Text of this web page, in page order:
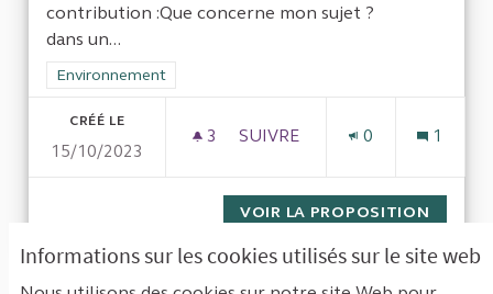
Informations sur les cookies utilisés sur le site web
contribution :Que concerne mon sujet ?
dans un...
Filtrer les résultats de la catégorie : Environnement
Environnement
CRÉÉ LE
15/10/2023
3 3 ABONNÉS
SUIVRE
0 1
VOIR LA PROPOSITION